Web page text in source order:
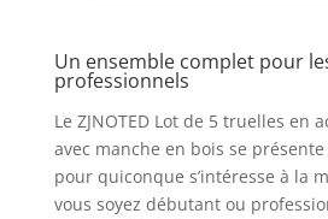
Un ensemble complet pour
professionnels
Le ZJNOTED Lot de 5 truelles en
avec manche en bois se
pour quiconque s’intéresse à la
vous soyez débutant ou